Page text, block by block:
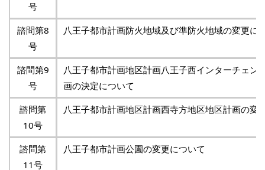
号
諮問第8
号
八王子都市計画防火地域及び準防火地域の変更に
諮問第9
号
八王子都市計画地区計画八王子西インターチェン
画の決定について
諮問第
10号
八王子都市計画地区計画西寺方地区地区計画の変
諮問第
11号
八王子都市計画公園の変更について